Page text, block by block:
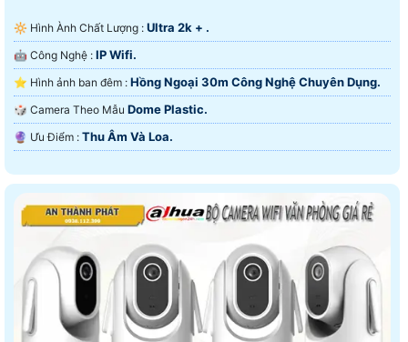
🔆 Hình Ành Chất Lượng : Ultra 2k + .
🤖️ Công Nghệ : IP Wifi.
⭐ Hình ảnh ban đêm : Hồng Ngoại 30m Công Nghệ Chuyên Dụng.
🎲 Camera Theo Mẫu Dome Plastic.
️🔮 Ưu Điểm : Thu Âm Và Loa.